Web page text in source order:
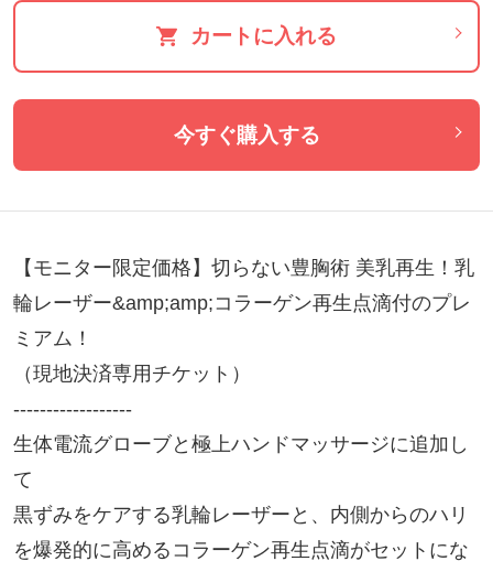
カートに入れる
今すぐ購入する
【モニター限定価格】切らない豊胸術 美乳再生！乳
輪レーザー&amp;amp;コラーゲン再生点滴付のプレ
ミアム！
（現地決済専用チケット）
------------------
生体電流グローブと極上ハンドマッサージに追加し
て
黒ずみをケアする乳輪レーザーと、内側からのハリ
を爆発的に高めるコラーゲン再生点滴がセットにな